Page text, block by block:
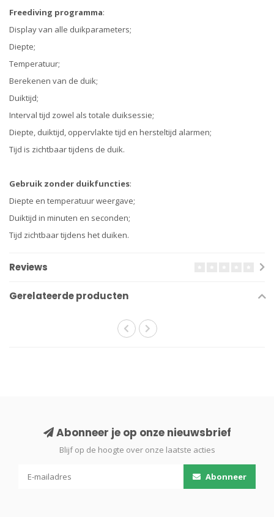
Freediving programma:
Display van alle duikparameters;
Diepte;
Temperatuur;
Berekenen van de duik;
Duiktijd;
Interval tijd zowel als totale duiksessie;
Diepte, duiktijd, oppervlakte tijd en hersteltijd alarmen;
Tijd is zichtbaar tijdens de duik.
Gebruik zonder duikfuncties:
Diepte en temperatuur weergave;
Duiktijd in minuten en seconden;
Tijd zichtbaar tijdens het duiken.
Reviews
Gerelateerde producten
Abonneer je op onze nieuwsbrief
Blijf op de hoogte over onze laatste acties
Abonneer